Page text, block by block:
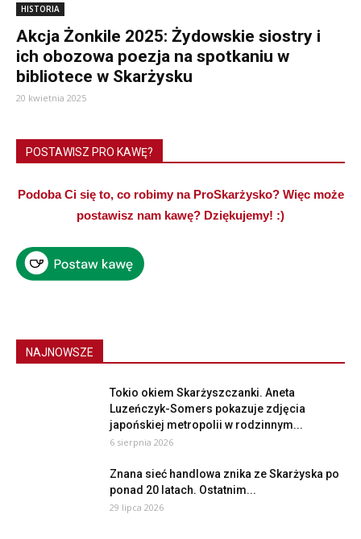
HISTORIA
Akcja Żonkile 2025: Żydowskie siostry i
ich obozowa poezja na spotkaniu w
bibliotece w Skarżysku
20 kwietnia 2025
POSTAWISZ PRO KAWĘ?
Podoba Ci się to, co robimy na ProSkarżysko? Więc może
postawisz nam kawę? Dziękujemy! :)
NAJNOWSZE
Tokio okiem Skarżyszczanki. Aneta
Luzeńczyk-Somers pokazuje zdjęcia
japońskiej metropolii w rodzinnym...
6 sierpnia 2026
Znana sieć handlowa znika ze Skarżyska po
ponad 20 latach. Ostatnim...
29 lipca 2026